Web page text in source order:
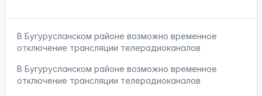
В Бугурусланском районе возможно временное
отключение трансляции телерадиоканалов
В Бугурусланском районе возможно временное
отключение трансляции телерадиоканалов